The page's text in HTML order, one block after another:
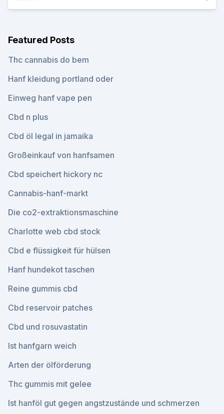
Featured Posts
Thc cannabis do bem
Hanf kleidung portland oder
Einweg hanf vape pen
Cbd n plus
Cbd öl legal in jamaika
Großeinkauf von hanfsamen
Cbd speichert hickory nc
Cannabis-hanf-markt
Die co2-extraktionsmaschine
Charlotte web cbd stock
Cbd e flüssigkeit für hülsen
Hanf hundekot taschen
Reine gummis cbd
Cbd reservoir patches
Cbd und rosuvastatin
Ist hanfgarn weich
Arten der ölförderung
Thc gummis mit gelee
Ist hanföl gut gegen angstzustände und schmerzen